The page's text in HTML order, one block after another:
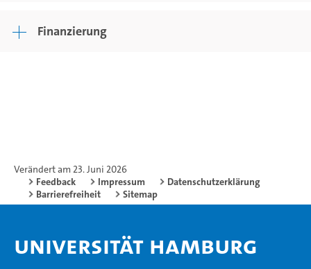
Finanzierung
Verändert am 23. Juni 2026
Feedback
Impressum
Datenschutzerklärung
Barrierefreiheit
Sitemap
Universität Hamburg